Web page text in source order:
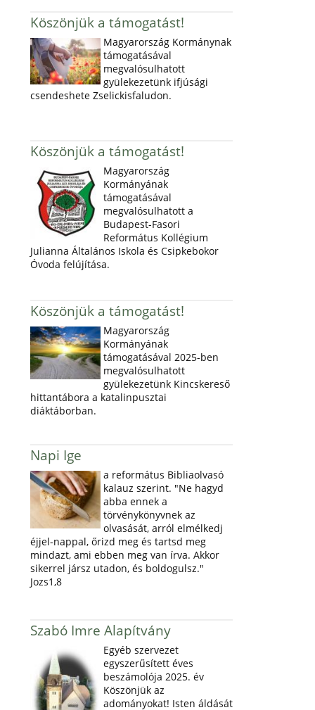
Köszönjük a támogatást!
Magyarország Kormánynak
támogatásával
megvalósulhatott
gyülekezetünk ifjúsági
csendeshete Zselickisfaludon.
Köszönjük a támogatást!
Magyarország
Kormányának
támogatásával
megvalósulhatott a
Budapest-Fasori
Református Kollégium
Julianna Általános Iskola és Csipkebokor
Óvoda felújítása.
Köszönjük a támogatást!
Magyarország
Kormányának
támogatásával 2025-ben
megvalósulhatott
gyülekezetünk Kincskereső
hittantábora a katalinpusztai
diáktáborban.
Napi Ige
a református Bibliaolvasó
kalauz szerint. "Ne hagyd
abba ennek a
törvénykönyvnek az
olvasását, arról elmélkedj
éjjel-nappal, őrizd meg és tartsd meg
mindazt, ami ebben meg van írva. Akkor
sikerrel jársz utadon, és boldogulsz."
Jozs1,8
Szabó Imre Alapítvány
Egyéb szervezet
egyszerűsített éves
beszámolója 2025. év
Köszönjük az
adományokat! Isten áldását